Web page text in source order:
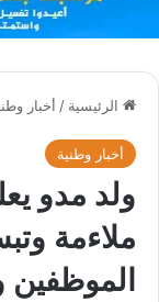
الرئيسية / أخبار
أخبار وطنية
ولد مدو
ملاءمة
الموظفين